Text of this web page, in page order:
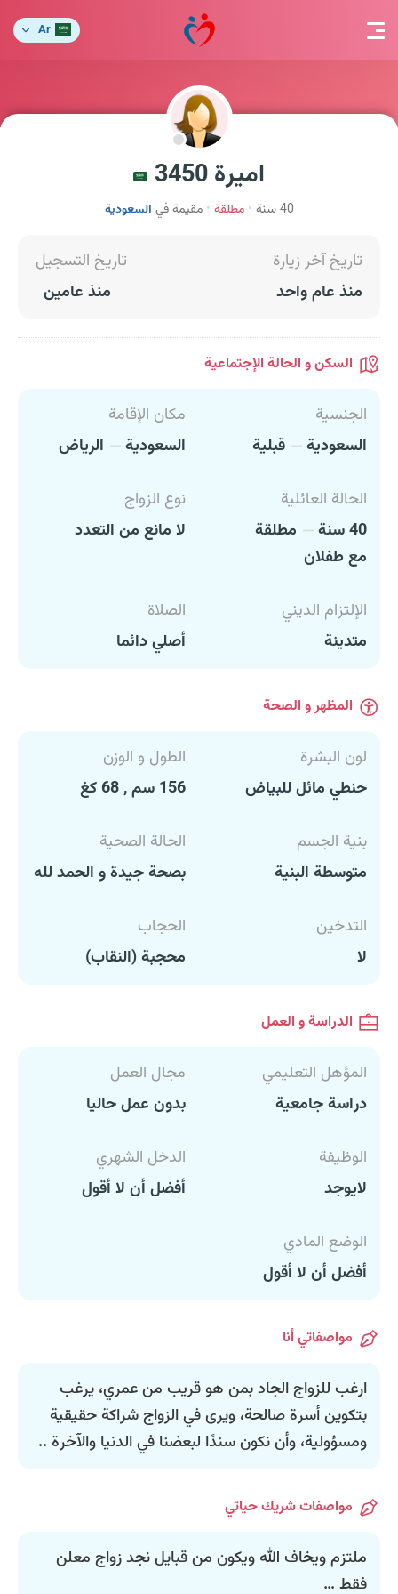
Ar
اميرة 3450
40 سنة مطلقة مقيمة في السعودية
تاريخ آخر زيارة
منذ عام واحد
تاريخ التسجيل
منذ عامين
السكن و الحالة الإجتماعية
الجنسية
السعودية
قبلية
مكان الإقامة
السعودية
الرياض
الحالة العائلية
40 سنة
مطلقة
مع طفلان
نوع الزواج
لا مانع من التعدد
الإلتزام الديني
متدينة
الصلاة
أصلي دائما
المظهر و الصحة
لون البشرة
حنطي مائل للبياض
الطول و الوزن
156 سم , 68 كغ
بنية الجسم
متوسطة البنية
الحالة الصحية
بصحة جيدة و الحمد لله
التدخين
لا
الحجاب
محجبة (النقاب)
الدراسة و العمل
المؤهل التعليمي
دراسة جامعية
مجال العمل
بدون عمل حاليا
الوظيفة
لايوجد
الدخل الشهري
أفضل أن لا أقول
الوضع المادي
أفضل أن لا أقول
مواصفاتي أنا
ارغب للزواج الجاد بمن هو قريب من عمري، يرغب
بتكوين أسرة صالحة، ويرى في الزواج شراكة حقيقية
ومسؤولية، وأن نكون سندًا لبعضنا في الدنيا والآخرة ..
مواصفات شريك حياتي
ملتزم ويخاف الله ويكون من قبايل نجد زواج معلن
فقط …